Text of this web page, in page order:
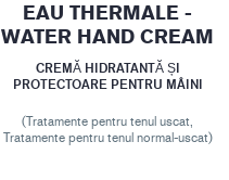
EAU THERMALE -
WATER HAND CREAM
CREMĂ HIDRATANTĂ ȘI
PROTECTOARE PENTRU MÂINI
(Tratamente pentru tenul uscat,
Tratamente pentru tenul normal-uscat)